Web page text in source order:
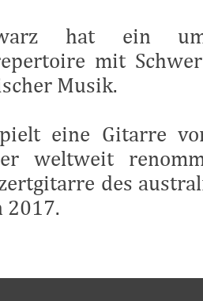
hat ein
mit
Musik.
eine Gitarre
weltweit
des
2017.